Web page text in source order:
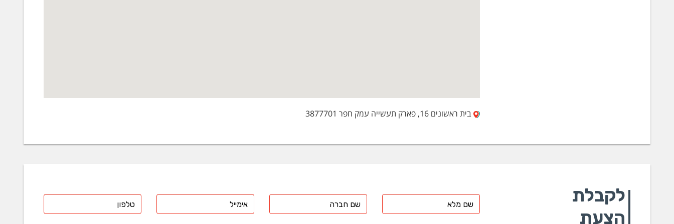
סודיום סולפידי
פוטסיום קרבונט
קלציום כלוריד
אשלגן הידרוקסיד -פוטש
אשלגן הידרוקסיד פתיתים -פוטש
בית ראשונים 16, פארק תעשייה עמק חפר 3877701
לקבלת
הצעת